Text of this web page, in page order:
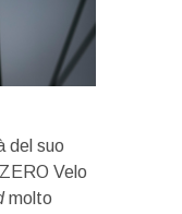
del suo
Velo
molto